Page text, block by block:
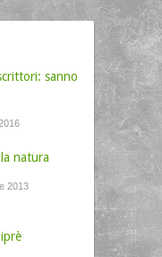
sanno
natura
2013